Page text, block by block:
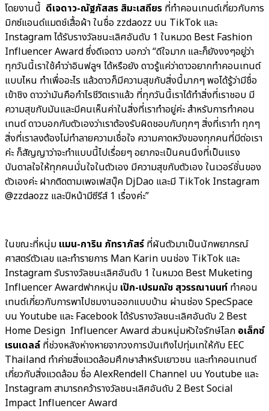
โดยงานนี้ ดีเจดาว-ณัฐภัสสร สิมะเสถียร ที่ทำคอนเทนต์เกี่ยวกับการ
มิกซ์แอนด์แมตช์เสื้อผ้า ในชื่อ zzdaozz บน TikTok และ
Instagram ได้รับรางวัลชนะเลิศอันดับ 1 ในหมวด Best Fashion
Influencer Award ซึ่งดีเจดาว บอกว่า “ดีใจมาก และก็ยังงงๆอยู่ว่า
ทุกวันนี้เราใช้คำว่าอินฟลูฯ ได้หรือยัง ดาวรู้แค่ว่าดาวอยากทำคอนเทนต์
แบบไหน ทำเพื่ออะไร แล้วดาวก็มีความสุขกับสิ่งนี้มากๆ พอได้รู้ว่ามีชื่อ
เข้าชิง ดาวว่ามันคือกำไรชีวิตเราแล้ว ที่ทุกวันนี้เราได้ทำสิ่งที่เราชอบ มี
ความสุขกับมันและมีคนเห็นค่าในสิ่งที่เราทำอยู่ค่ะ สำหรับการทำคอน
เทนต์ ดาวบอกกับตัวเองว่าเราต้องรับผิดชอบกับทุกๆ สิ่งที่เราทำ ทุกๆ
สิ่งที่เราลงต้องไม่ทำลายความเชื่อใจ ความคาดหวังของทุกคนที่มีต่อเรา
ค่ะ ก็สัญญาว่าจะทำแบบนี้ไปเรื่อยๆ อยากจะเป็นคนนึงที่เป็นแรง
บันดาลใจให้ทุกคนมั่นใจในตัวเอง มีความสุขกับตัวเอง ในเวอร์ชั่นของ
ตัวเองค่ะ ฝากติดตามเพจเฟสบุ๊ค DjDao และมี TikTok Instagram
@zzdaozz และปีหน้ามีซีรีส์ 1 เรื่องค่ะ”
ในขณะที่หนุ่ม แมน-การิน ภัทราภัสร์ ที่ผันตัวมาเป็นนักพยากรณ์
ศาสตร์ตัวเลข และทำรายการ Man Karin บนช่อง TikTok และ
Instagram รับรางวัลชนะเลิศอันดับ 1 ในหมวด Best Muketing
Influencer Awardฟากหนุ่ม เป๊ก-เปรมณัช สุวรรณานนท์ ทำคอน
เทนต์เกี่ยวกับการพาไปชมงานออกแบบบ้าน ผ่านช่อง SpecSpace
บน Youtube และ Facebook ได้รับรางวัลชนะเลิศอันดับ 2 Best
Home Design Influencer Award ส่วนหนุ่มหัวใจรักษ์โลก อเล็กซ์
เรนเดลล์ ที่ช่วงหลังห่างหายจากวงการบันเทิงไปทุ่มเทให้กับ EEC
Thailand ทำค่ายสิ่งแวดล้อมศึกษาสำหรับเยาวชน และทำคอนเทนต์
เกี่ยวกับสิ่งแวดล้อม ชื่อ AlexRendell Channel บน Youtube และ
Instagram สามารถคว้ารางวัลชนะเลิศอันดับ 2 Best Social
Impact Influencer Award